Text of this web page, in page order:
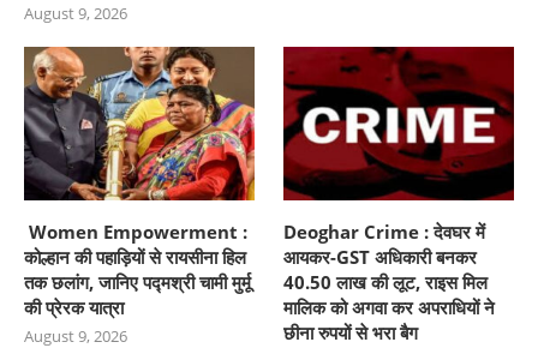
August 9, 2026
Women Empowerment :
कोल्हान की पहाड़ियों से रायसीना हिल
तक छलांग, जानिए पद्मश्री चामी मुर्मू
की प्रेरक यात्रा
August 9, 2026
Deoghar Crime : देवघर में
आयकर-GST अधिकारी बनकर
40.50 लाख की लूट, राइस मिल
मालिक को अगवा कर अपराधियों ने
छीना रुपयों से भरा बैग